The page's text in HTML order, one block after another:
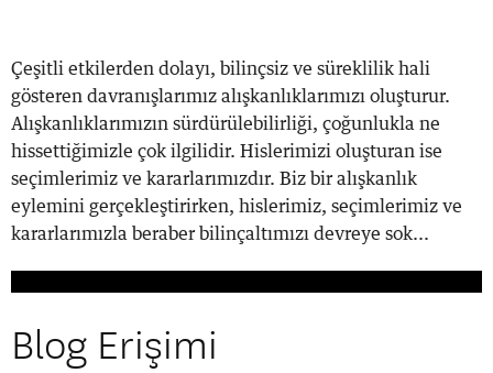
Çeşitli etkilerden dolayı, bilinçsiz ve süreklilik hali
gösteren davranışlarımız alışkanlıklarımızı oluşturur.
Alışkanlıklarımızın sürdürülebilirliği, çoğunlukla ne
hissettiğimizle çok ilgilidir. Hislerimizi oluşturan ise
seçimlerimiz ve kararlarımızdır. Biz bir alışkanlık
eylemini gerçekleştirirken, hislerimiz, seçimlerimiz ve
kararlarımızla beraber bilinçaltımızı devreye sok...
Blog Erişimi